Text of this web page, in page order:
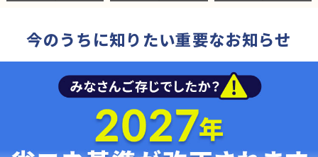
今のうちに知りたい重要なお知らせ